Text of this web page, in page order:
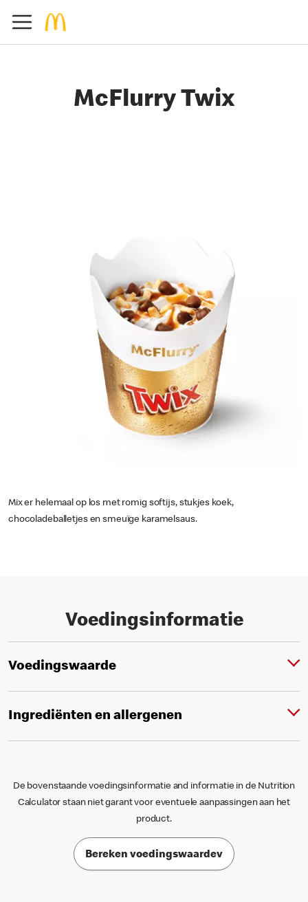
McFlurry Twix
Mix er helemaal op los met romig softijs, stukjes koek,
chocoladeballetjes en smeuïge karamelsaus.
Voedingsinformatie
Voedingswaarde
Ingrediënten en allergenen
De bovenstaande voedingsinformatie and informatie in de Nutrition
Calculator staan niet garant voor eventuele aanpassingen aan het
product.
Bereken voedingswaardev